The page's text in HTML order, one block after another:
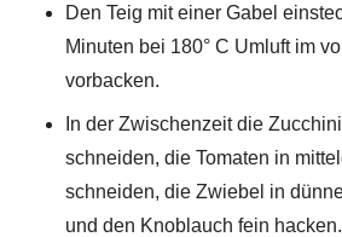
Den Teig mit einer Gabel
Minuten bei 180° C Umluft im
vorbacken.
In der Zwischenzeit die
schneiden, die Tomaten in
schneiden, die Zwiebel in
und den Knoblauch fein hacken.